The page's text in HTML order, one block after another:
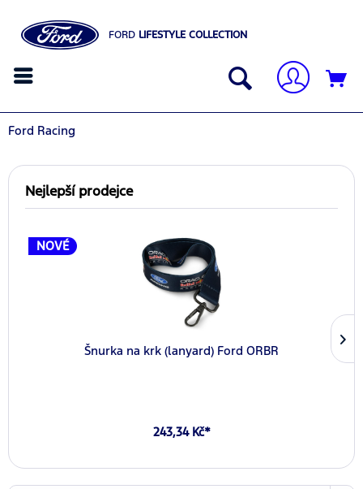
FORD LIFESTYLE COLLECTION
Ford Racing
Nejlepší prodejce
NOVÉ
Šnurka na krk (lanyard) Ford ORBR
243,34 Kč*